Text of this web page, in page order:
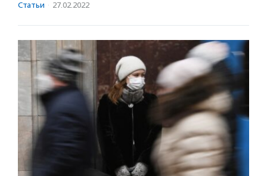
Статьи · 27.02.2022